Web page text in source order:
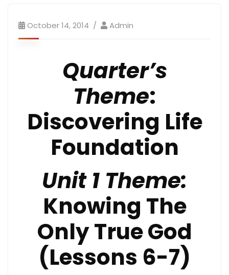
October 14, 2014 Admin
Quarter’s
Theme:
Discovering Life
Foundation
Unit 1 Theme:
Knowing The
Only True God
(Lessons 6-7)